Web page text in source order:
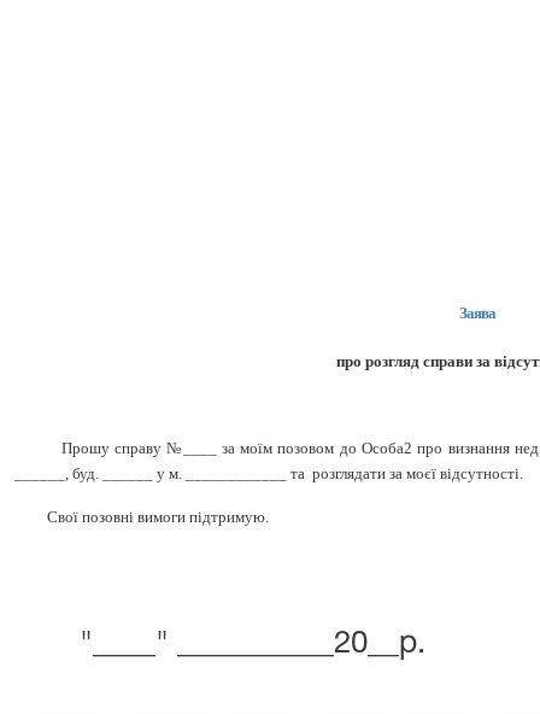
Заява
про розгляд справи за
Прошу справу №____ за моїм позовом до Особа2 про визнання
______, буд. ______ у м. ____________ та розглядати за моєї відсутності.
Свої позовні вимоги підтримую.
"____" __________20__р.